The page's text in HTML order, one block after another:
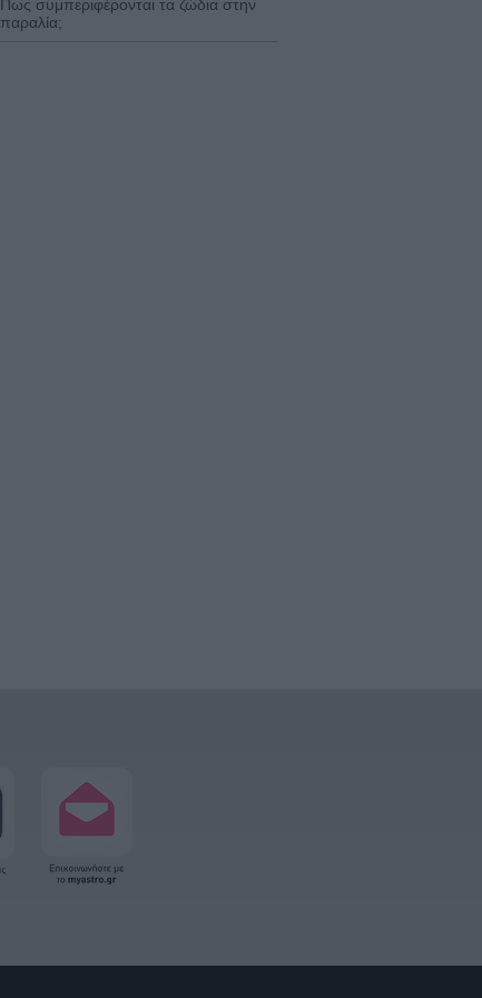
Πως συμπεριφέρονται τα ζώδια στην
παραλία;